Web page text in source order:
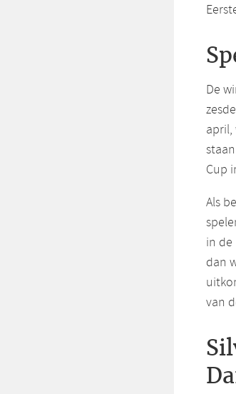
De
april,
Cup
Als
in de
dan
van